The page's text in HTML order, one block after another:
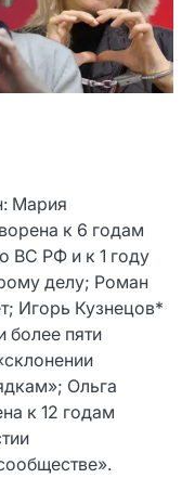
Мария
к 6 годам
ВС РФ и к 1 году
делу; Роман
Игорь Кузнецов*
более пяти
Ольга
к 12 годам